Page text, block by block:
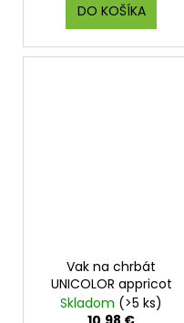
DO KOŠÍKA
Vak na chrbát
UNICOLOR appricot
Skladom (>5 ks)